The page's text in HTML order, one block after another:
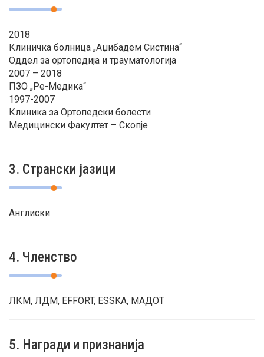
2018
Клиничка болница „Аџибадем Систина“
Оддел за ортопедија и трауматологија
2007 – 2018
ПЗО „Ре-Mедика“
1997-2007
Клиника за Ортопeдски болести
Медицински Факултет – Скопје
3. Странски јазици
Англиски
4. Членство
ЛКМ, ЛДМ, EFFORT, ESSKA, МАДОТ
5. Награди и признанија